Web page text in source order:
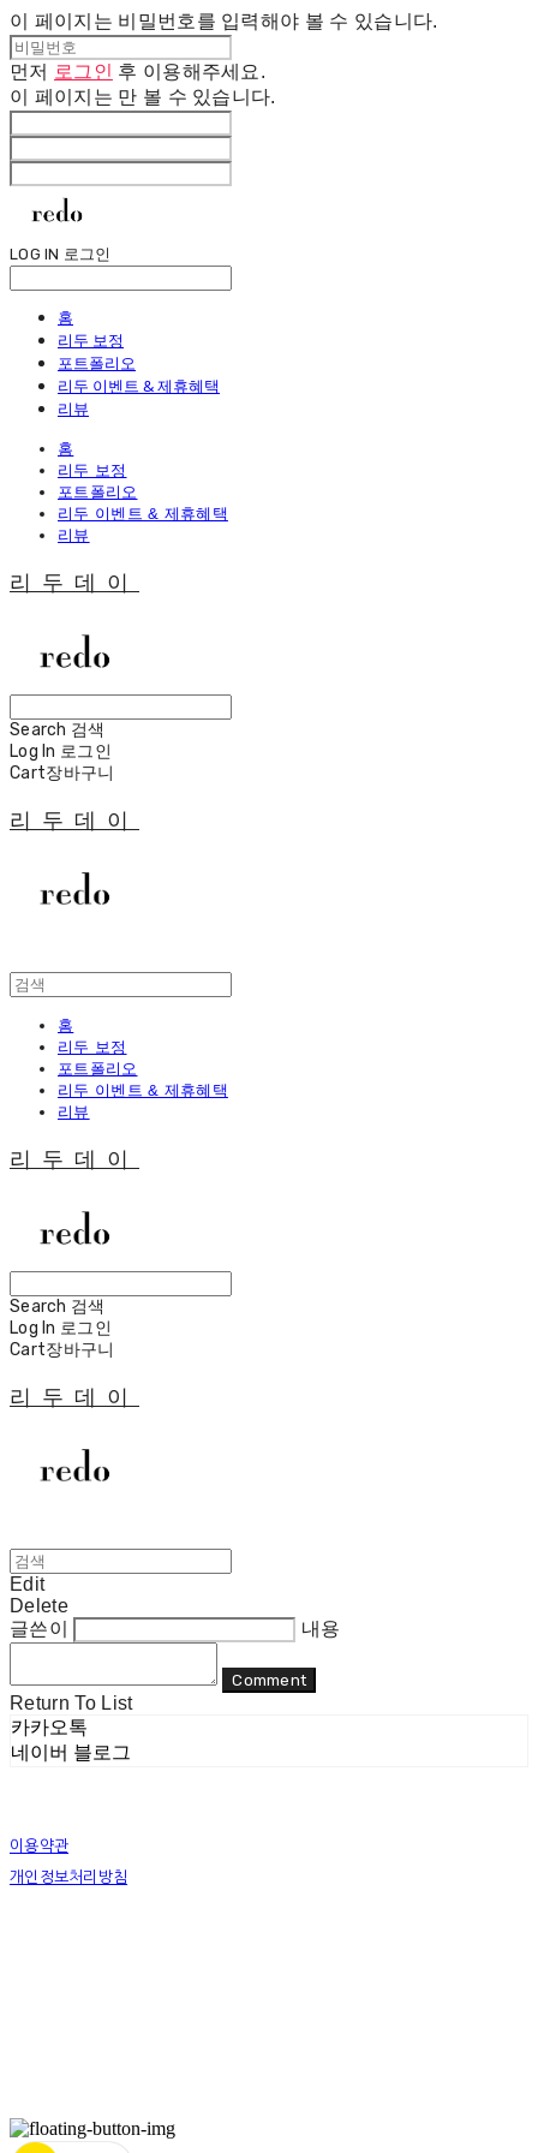
이 페이지는 비밀번호를 입력해야 볼 수 있습니다.
먼저 로그인 후 이용해주세요.
이 페이지는 만 볼 수 있습니다.
LOG IN 로그인
홈
리두 보정
포트폴리오
리두 이벤트 & 제휴혜택
리뷰
홈
리두 보정
포트폴리오
리두 이벤트 & 제휴혜택
리뷰
리두데이
Search 검색
Log In 로그인
Cart장바구니
리두데이
홈
리두 보정
포트폴리오
리두 이벤트 & 제휴혜택
리뷰
리두데이
Search 검색
Log In 로그인
Cart장바구니
리두데이
Edit
Delete
글쓴이
내용
Comment
Return To List
카카오톡
네이버 블로그
이용약관
개인정보처리방침